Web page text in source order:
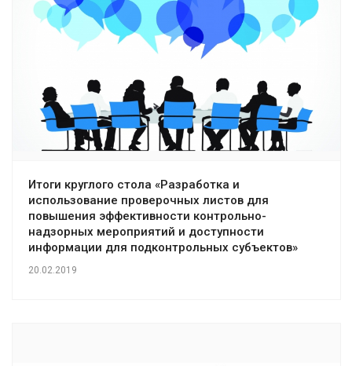
Итоги круглого стола «Разработка и
использование проверочных листов для
повышения эффективности контрольно-
надзорных мероприятий и доступности
информации для подконтрольных субъектов»
20.02.2019